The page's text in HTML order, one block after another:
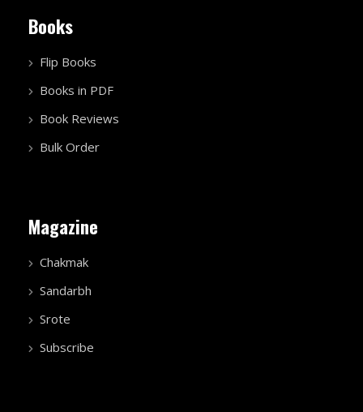
Books
Flip Books
Books in PDF
Book Reviews
Bulk Order
Magazine
Chakmak
Sandarbh
Srote
Subscribe